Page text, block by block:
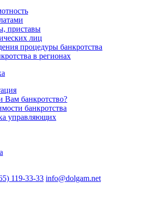
приставы
лиц
процедуры банкротства
в регионах
Вам банкротство?
банкротства
управляющих
119-33-33 info@dolgam.net